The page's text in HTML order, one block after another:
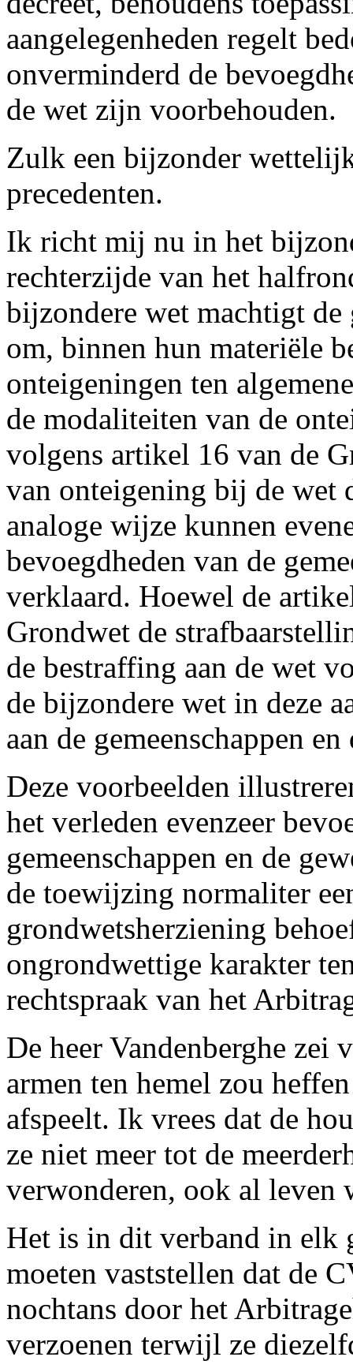
aangelegenheden regelt
onverminderd de
de wet zijn voorbehouden.
Zulk een bijzonder
precedenten.
Ik richt mij nu in het
rechterzijde van het
bijzondere wet machtigt de
om, binnen hun materiële
onteigeningen ten
de modaliteiten van de
volgens artikel 16 van de
van onteigening bij de wet
analoge wijze kunnen
bevoegdheden van de
verklaard. Hoewel de
Grondwet de
de bestraffing aan de wet
de bijzondere wet in deze
aan de gemeenschappen
Deze voorbeelden
het verleden evenzeer
gemeenschappen en de
de toewijzing normaliter
grondwetsherziening
ongrondwettige karakter
rechtspraak van het
De heer Vandenberghe zei
armen ten hemel zou
afspeelt. Ik vrees dat de
ze niet meer tot de
verwonderen, ook al leven
Het is in dit verband in elk
moeten vaststellen dat de
nochtans door het
verzoenen terwijl ze